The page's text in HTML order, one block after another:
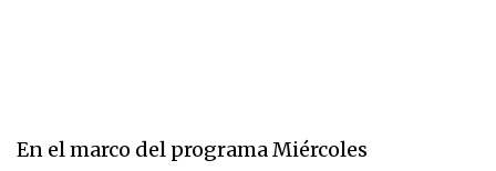
En el marco del programa Miércoles